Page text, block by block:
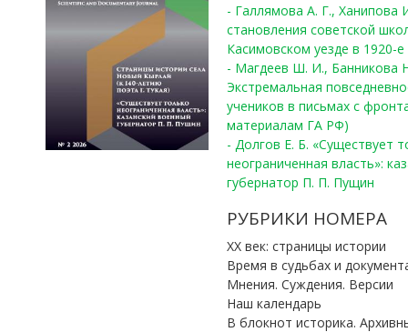
- Галлямова А. Г.,
становления советской
Касимовском уезде в 1920-е
- Магдеев Ш. И., Банникова
Экстремальная
учеников в письмах с
материалам ГА РФ)
- Долгов Е. Б. «Существует
неограниченная власть»:
губернатор П. П. Пущин
РУБРИКИ НОМЕРА
ХХ век: страницы истории
Время в судьбах и
Мнения. Суждения. Версии
Наш календарь
В блокнот историка.